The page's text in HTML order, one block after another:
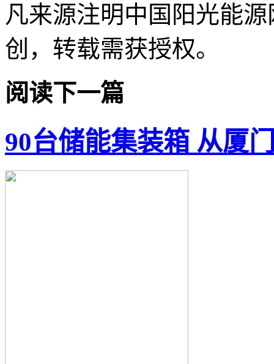
凡来源注明中国阳光能
创，转载需获授权。
阅读下一篇
90台储能集装箱 从厦